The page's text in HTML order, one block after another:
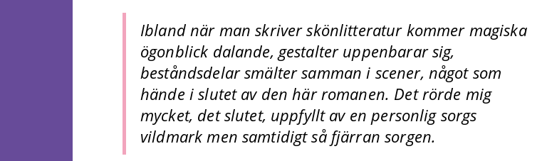
Ibland när man skriver skönlitteratur kommer magiska
ögonblick dalande, gestalter uppenbarar sig,
beståndsdelar smälter samman i scener, något som
hände i slutet av den här romanen. Det rörde mig
mycket, det slutet, uppfyllt av en personlig sorgs
vildmark men samtidigt så fjärran sorgen.